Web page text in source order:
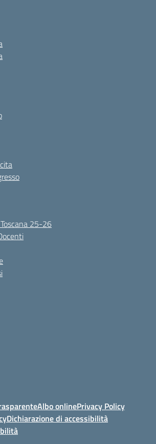
25-26
Albo onlinePrivacy Policy
Dichiarazione di accessibilità